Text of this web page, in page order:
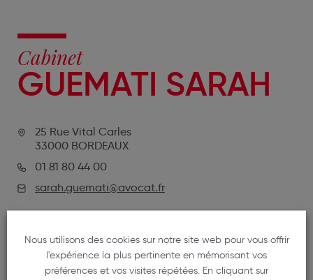
Cabinet
GUEMATI SARAH
25 Rue Vital Carles
33000 BORDEAUX
01 81 80 44 00
sarah.guemati@avocat.fr
Nous utilisons des cookies sur notre site web pour vous offrir
l'expérience la plus pertinente en mémorisant vos
préférences et vos visites répétées. En cliquant sur